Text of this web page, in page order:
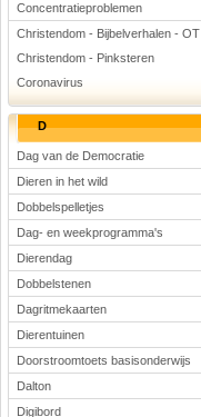
Concentratieproblemen
Christendom - Bijbelverhalen - OT
Christendom - Pinksteren
Coronavirus
D
Dag van de Democratie
Dieren in het wild
Dobbelspelletjes
Dag- en weekprogramma's
Dierendag
Dobbelstenen
Dagritmekaarten
Dierentuinen
Doorstroomtoets basisonderwijs
Dalton
Digibord